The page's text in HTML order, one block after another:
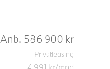
Kontantpris
Anb. 586 900 kr
Privatleasing
4 991 kr/mnd